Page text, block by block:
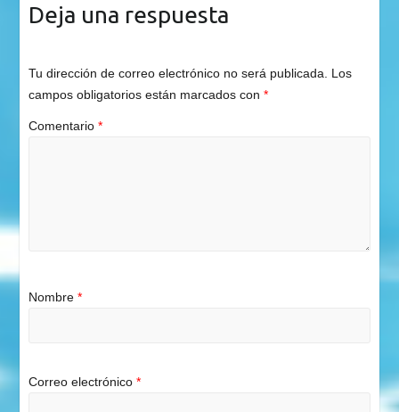
Deja una respuesta
Tu dirección de correo electrónico no será publicada.
Los
campos obligatorios están marcados con *
Comentario *
Nombre *
Correo electrónico *